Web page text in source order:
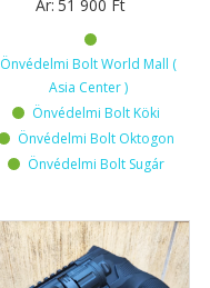
Ár: 51 900 Ft
Önvédelmi Bolt World Mall (
Asia Center )
Önvédelmi Bolt Köki
Önvédelmi Bolt Oktogon
Önvédelmi Bolt Sugár